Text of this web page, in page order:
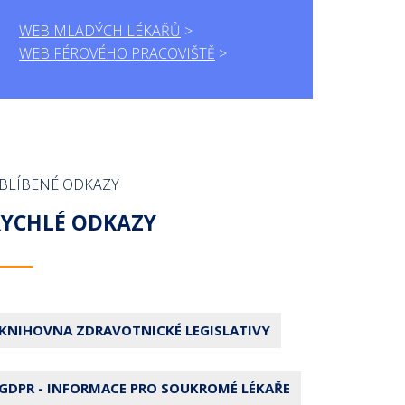
WEB MLADÝCH LÉKAŘŮ
WEB FÉROVÉHO PRACOVIŠTĚ
ODKAZY
ODKAZY
ZDRAVOTNICKÉ LEGISLATIVY
- INFORMACE PRO SOUKROMÉ LÉKAŘE